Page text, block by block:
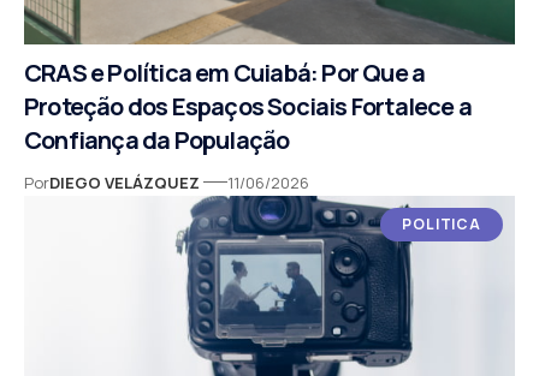
CRAS e Política em Cuiabá: Por Que a
Proteção dos Espaços Sociais Fortalece a
Confiança da População
PorDIEGO VELÁZQUEZ 11/06/2026
POLITICA